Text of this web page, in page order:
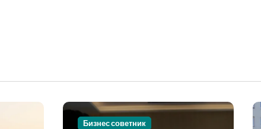
Бизнес советник